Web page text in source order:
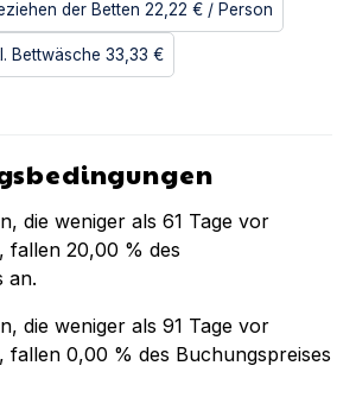
der Betten 22,22 € / Person
Bettwäsche 33,33 €
die weniger als 61 Tage vor
fallen 20,00 % des
an.
die weniger als 91 Tage vor
fallen 0,00 % des Buchungspreises